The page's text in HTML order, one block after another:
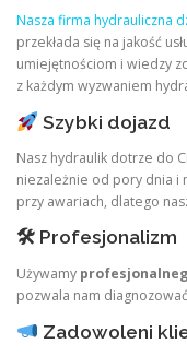
Nasza firma hydrauliczna
przekłada się na jakość
umiejętnościom i wiedzy
z każdym wyzwaniem
Szybki dojazd
Nasz hydraulik dotrze do
niezależnie od pory dnia i
przy awariach, dlatego
🛠 Profesjonalizm
Używamy
pozwala nam
Zadowoleni